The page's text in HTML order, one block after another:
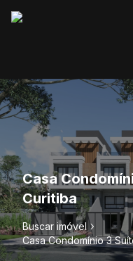
Casa
Curitiba
Buscar imóvel
Casa Condomínio 3